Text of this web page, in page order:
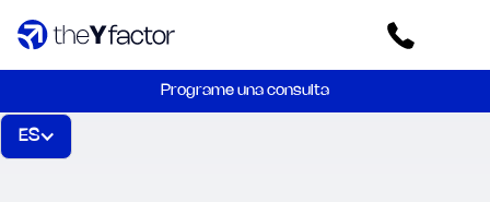
Programe una consulta
ES